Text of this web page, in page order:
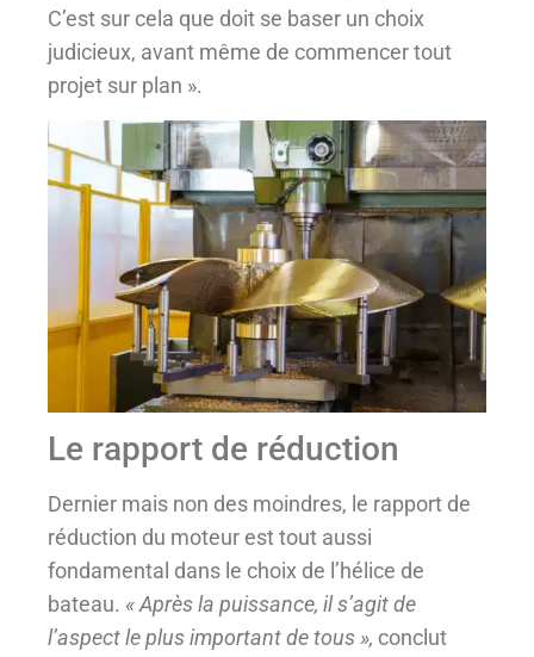
C’est sur cela que doit se baser un choix
judicieux, avant même de commencer tout
projet sur plan ».
Le rapport de réduction
Dernier mais non des moindres, le rapport de
réduction du moteur est tout aussi
fondamental dans le choix de l’hélice de
bateau. « Après la puissance, il s’agit de
l’aspect le plus important de tous », conclut